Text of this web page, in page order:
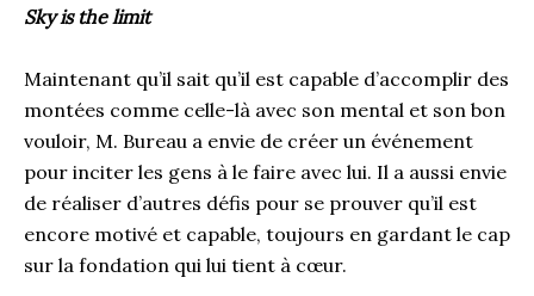
Sky is the limit
Maintenant qu’il sait qu’il est capable d’accomplir des
montées comme celle-là avec son mental et son bon
vouloir, M. Bureau a envie de créer un événement
pour inciter les gens à le faire avec lui. Il a aussi envie
de réaliser d’autres défis pour se prouver qu’il est
encore motivé et capable, toujours en gardant le cap
sur la fondation qui lui tient à cœur.